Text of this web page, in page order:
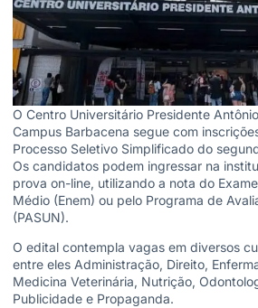
O Centro Universitário Presidente
Campus Barbacena segue com
Processo Seletivo Simplificado do
Os candidatos podem ingressar na
prova on-line, utilizando a nota do
Médio (Enem) ou pelo Programa de
(PASUN).
O edital contempla vagas em diversos
entre eles Administração, Direito,
Medicina Veterinária, Nutrição,
Publicidade e Propaganda.